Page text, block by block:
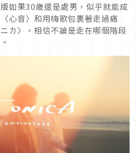
如果30歲還是處男，似乎就能成
心音〉和用嗨歌包裹著走過痛
カ〉，相信不論是走在哪個階段